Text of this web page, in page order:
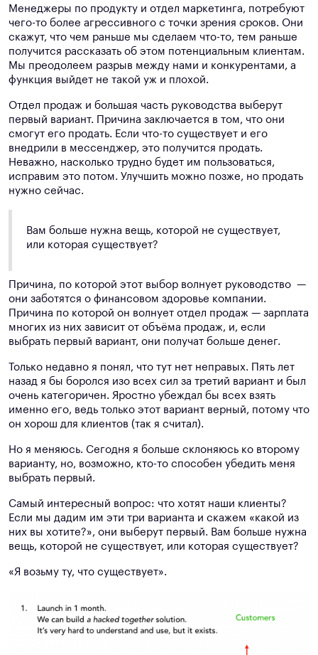
Менеджеры по продукту и отдел маркетинга, потребуют
чего-то более агрессивного с точки зрения сроков. Они
скажут, что чем раньше мы сделаем что-то, тем раньше
получится рассказать об этом потенциальным клиентам.
Мы преодолеем разрыв между нами и конкурентами, а
функция выйдет не такой уж и плохой.
Отдел продаж и большая часть руководства выберут
первый вариант. Причина заключается в том, что они
смогут его продать. Если что-то существует и его
внедрили в мессенджер, это получится продать.
Неважно, насколько трудно будет им пользоваться,
исправим это потом. Улучшить можно позже, но продать
нужно сейчас.
Вам больше нужна вещь, которой не существует,
или которая существует?
Причина, по которой этот выбор волнует руководство —
они заботятся о финансовом здоровье компании.
Причина по которой он волнует отдел продаж — зарплата
многих из них зависит от объёма продаж, и, если
выбрать первый вариант, они получат больше денег.
Только недавно я понял, что тут нет неправых. Пять лет
назад я бы боролся изо всех сил за третий вариант и был
очень категоричен. Яростно убеждал бы всех взять
именно его, ведь только этот вариант верный, потому что
он хорош для клиентов (так я считал).
Но я меняюсь. Сегодня я больше склоняюсь ко второму
варианту, но, возможно, кто-то способен убедить меня
выбрать первый.
Самый интересный вопрос: что хотят наши клиенты?
Если мы дадим им эти три варианта и скажем «какой из
них вы хотите?», они выберут первый. Вам больше нужна
вещь, которой не существует, или которая существует?
«Я возьму ту, что существует».